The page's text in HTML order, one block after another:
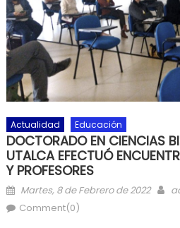
Actualidad Educación
DOCTORADO EN CIENCIAS
UTALCA EFECTUÓ
Y PROFESORES
Posted on
Martes, 8 de Febrero de 2022
Comment(0)